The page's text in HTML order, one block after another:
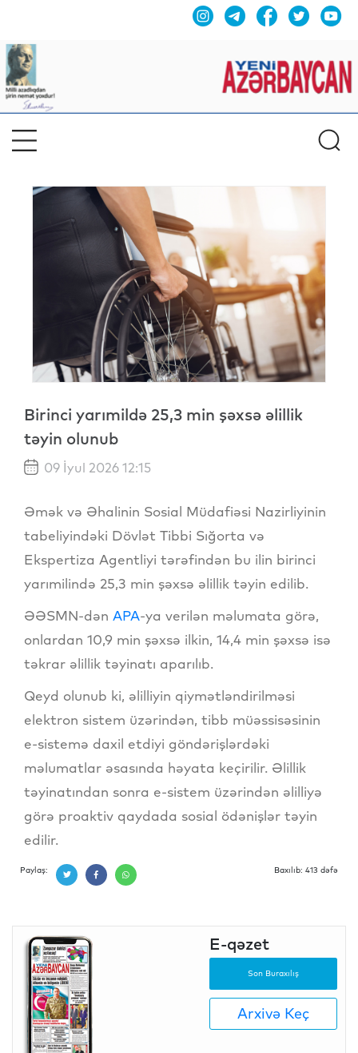
Birinci yarımildə 25,3 min şəxsə əlillik
təyin olunub
09 İyul 2026 12:15
Əmək və Əhalinin Sosial Müdafiəsi Nazirliyinin
tabeliyindəki Dövlət Tibbi Sığorta və
Ekspertiza Agentliyi tərəfindən bu ilin birinci
yarımilində 25,3 min şəxsə əlillik təyin edilib.
ƏƏSMN-dən APA-ya verilən məlumata görə,
onlardan 10,9 min şəxsə ilkin, 14,4 min şəxsə isə
təkrar əlillik təyinatı aparılıb.
Qeyd olunub ki, əlilliyin qiymətləndirilməsi
elektron sistem üzərindən, tibb müəssisəsinin
e-sistemə daxil etdiyi göndərişlərdəki
məlumatlar əsasında həyata keçirilir. Əlillik
təyinatından sonra e-sistem üzərindən əlilliyə
görə proaktiv qaydada sosial ödənişlər təyin
edilir.
Paylaş: Baxılıb: 413 dəfə
E-qəzet
Son Buraxılış
Arxivə Keç